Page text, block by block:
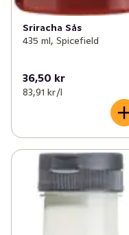
Sriracha Sås
435 ml, Spicefield
36,50 kr
83,91 kr /l